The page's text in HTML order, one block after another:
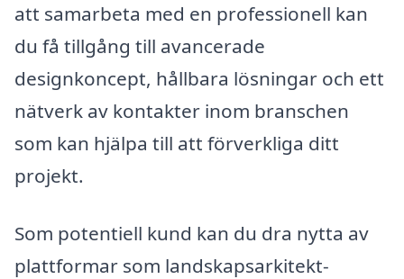
att samarbeta med en professionell kan
du få tillgång till avancerade
designkoncept, hållbara lösningar och ett
nätverk av kontakter inom branschen
som kan hjälpa till att förverkliga ditt
projekt.
Som potentiell kund kan du dra nytta av
plattformar som landskapsarkitekt-